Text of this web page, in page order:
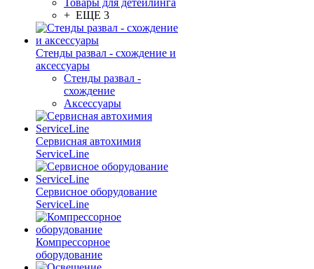
Товары для детейлинга
+ ЕЩЕ 3
Стенды развал - схождение и
аксессуары
Стенды развал -
схождение
Аксессуары
Сервисная автохимия
ServiceLine
Сервисное оборудование
ServiceLine
Компрессорное
оборудование